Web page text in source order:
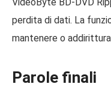
perdita di dati. La
mantenere o
Parole finali